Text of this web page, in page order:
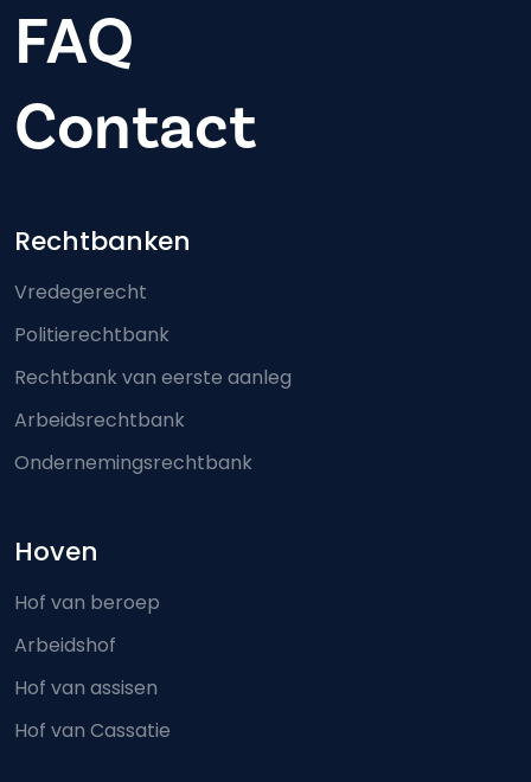
FAQ
Contact
Footer-menu
Rechtbanken
Vredegerecht
Politierechtbank
Rechtbank van eerste aanleg
Arbeidsrechtbank
Ondernemingsrechtbank
Hoven
Hof van beroep
Arbeidshof
Hof van assisen
Hof van Cassatie